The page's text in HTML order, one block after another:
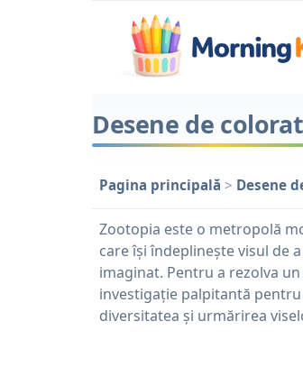
Desene de
Pagina principală > Desene
Zootopia este o metropolă
care își îndeplinește visul de
imaginat. Pentru a rezolva
investigație palpitantă
diversitatea și urmărirea